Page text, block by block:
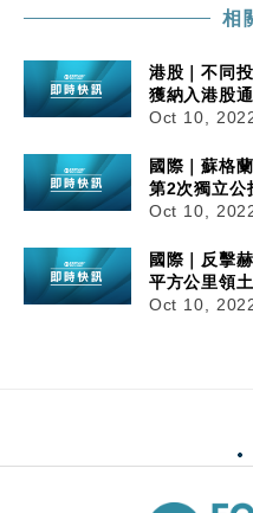
相
港股｜不同
獲納入港股通
Oct 10,
國際｜蘇格
第2次獨立公
Oct 10,
國際｜反擊
平方公里領土
Oct 10,